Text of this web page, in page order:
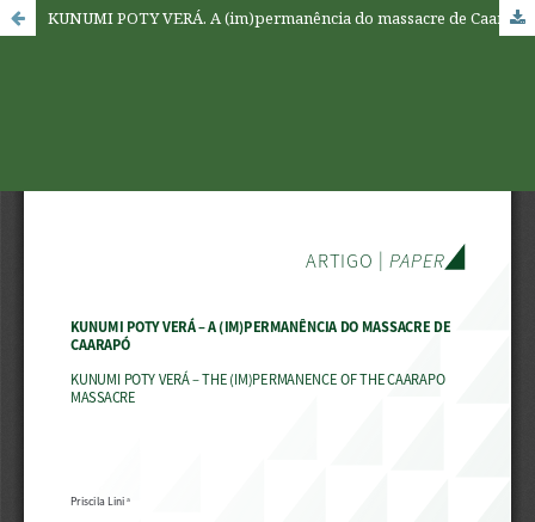
KUNUMI POTY VERÁ. A (im)permanência do massacre de Caarapó